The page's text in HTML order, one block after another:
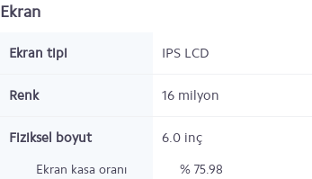
Ekran
Ekran tipi IPS LCD
Renk 16 milyon
Fiziksel boyut 6.0 inç
Ekran kasa oranı % 75.98